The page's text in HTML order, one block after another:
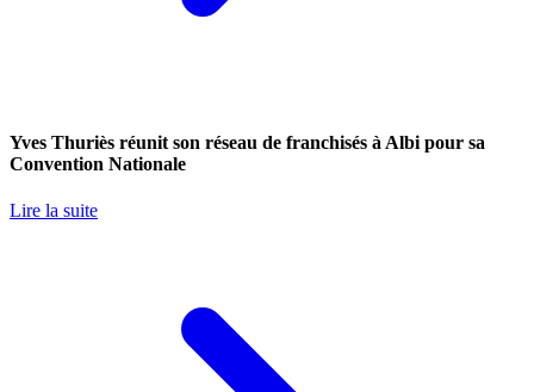
Yves Thuriès réunit son réseau de franchisés à Albi pour sa
Convention Nationale
Lire la suite